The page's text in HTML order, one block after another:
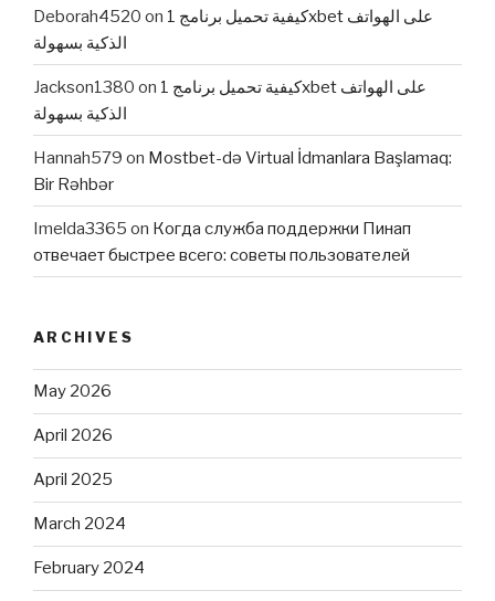
Deborah4520 on كيفية تحميل برنامج 1xbet على الهواتف
الذكية بسهولة
Jackson1380 on كيفية تحميل برنامج 1xbet على الهواتف
الذكية بسهولة
Hannah579 on Mostbet-də Virtual İdmanlara Başlamaq:
Bir Rəhbər
Imelda3365 on Когда служба поддержки Пинап
отвечает быстрее всего: советы пользователей
ARCHIVES
May 2026
April 2026
April 2025
March 2024
February 2024